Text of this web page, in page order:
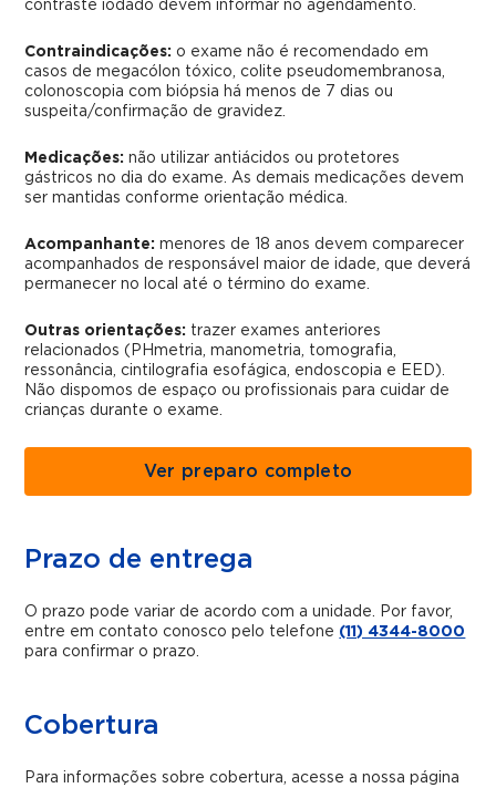
contraste iodado devem informar no agendamento.
Contraindicações: o exame não é recomendado em
casos de megacólon tóxico, colite pseudomembranosa,
colonoscopia com biópsia há menos de 7 dias ou
suspeita/confirmação de gravidez.
Medicações: não utilizar antiácidos ou protetores
gástricos no dia do exame. As demais medicações devem
ser mantidas conforme orientação médica.
Acompanhante: menores de 18 anos devem comparecer
acompanhados de responsável maior de idade, que deverá
permanecer no local até o término do exame.
Outras orientações: trazer exames anteriores
relacionados (PHmetria, manometria, tomografia,
ressonância, cintilografia esofágica, endoscopia e EED).
Não dispomos de espaço ou profissionais para cuidar de
crianças durante o exame.
Ver preparo completo
Prazo de entrega
O prazo pode variar de acordo com a unidade. Por favor,
entre em contato conosco pelo telefone (11) 4344-8000
para confirmar o prazo.
Cobertura
Para informações sobre cobertura, acesse a nossa página